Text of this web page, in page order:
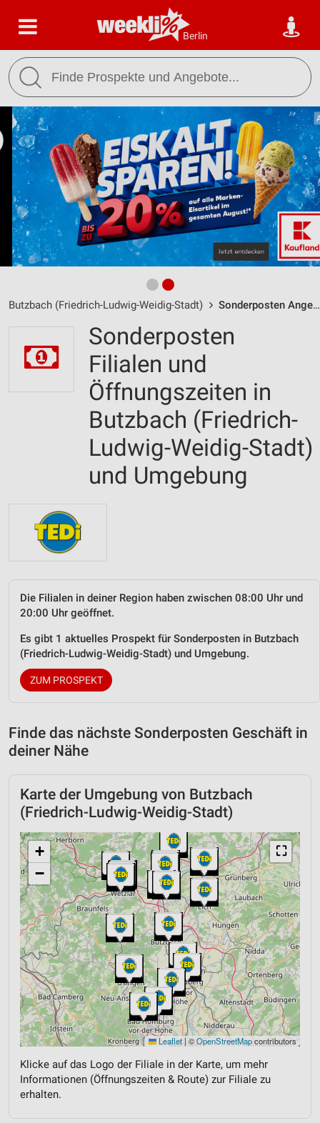
Berlin
Butzbach (Friedrich-Ludwig-Weidig-Stadt) Sonderposten Angebote, Filialen & Öffnungszeiten
Sonderposten
Filialen und
Öffnungszeiten in
Butzbach (Friedrich-
Ludwig-Weidig-Stadt)
und Umgebung
Die Filialen in deiner Region haben zwischen 08:00 Uhr und
20:00 Uhr geöffnet.
Es gibt 1 aktuelles Prospekt für Sonderposten in Butzbach
(Friedrich-Ludwig-Weidig-Stadt) und Umgebung.
ZUM PROSPEKT
Finde das nächste Sonderposten Geschäft in
deiner Nähe
Karte der Umgebung von Butzbach
(Friedrich-Ludwig-Weidig-Stadt)
⛶
+
−
Leaflet |©OpenStreetMapcontributors
Klicke auf das Logo der Filiale in der Karte, um mehr
Informationen (Öffnungszeiten & Route) zur Filiale zu
erhalten.